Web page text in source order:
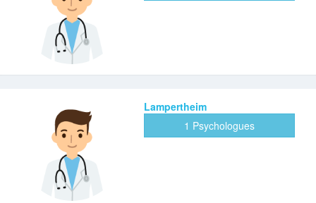
Lampertheim
1 Psychologues